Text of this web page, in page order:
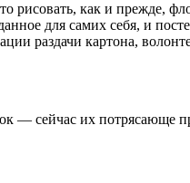
рисовать, как и прежде,
для самих себя, и
раздачи картона,
— сейчас их